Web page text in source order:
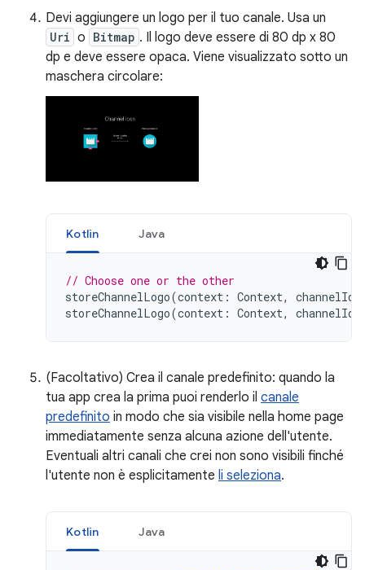
Devi aggiungere un logo per il tuo canale. Usa un
Uri o Bitmap . Il logo deve essere di 80 dp x 80
dp e deve essere opaca. Viene visualizzato sotto un
maschera circolare:
Kotlin Java
// Choose one or the other
storeChannelLogo(context : Context, channelId
storeChannelLogo(context : Context, channelId
(Facoltativo) Crea il canale predefinito: quando la
tua app crea la prima puoi renderlo il canale
predefinito in modo che sia visibile nella home page
immediatamente senza alcuna azione dell'utente.
Eventuali altri canali che crei non sono visibili finché
l'utente non è esplicitamente li seleziona.
Kotlin Java